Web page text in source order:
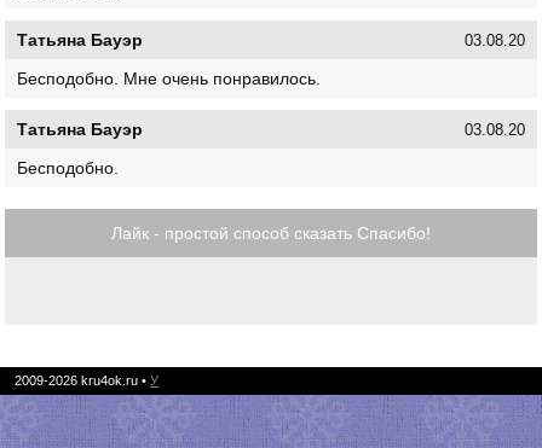
Татьяна Бауэр 03.08.20
Бесподобно. Мне очень понравилось.
Татьяна Бауэр 03.08.20
Бесподобно.
Лайк - простой способ сказать Спасибо!
2009-2026 kru4ok.ru • У